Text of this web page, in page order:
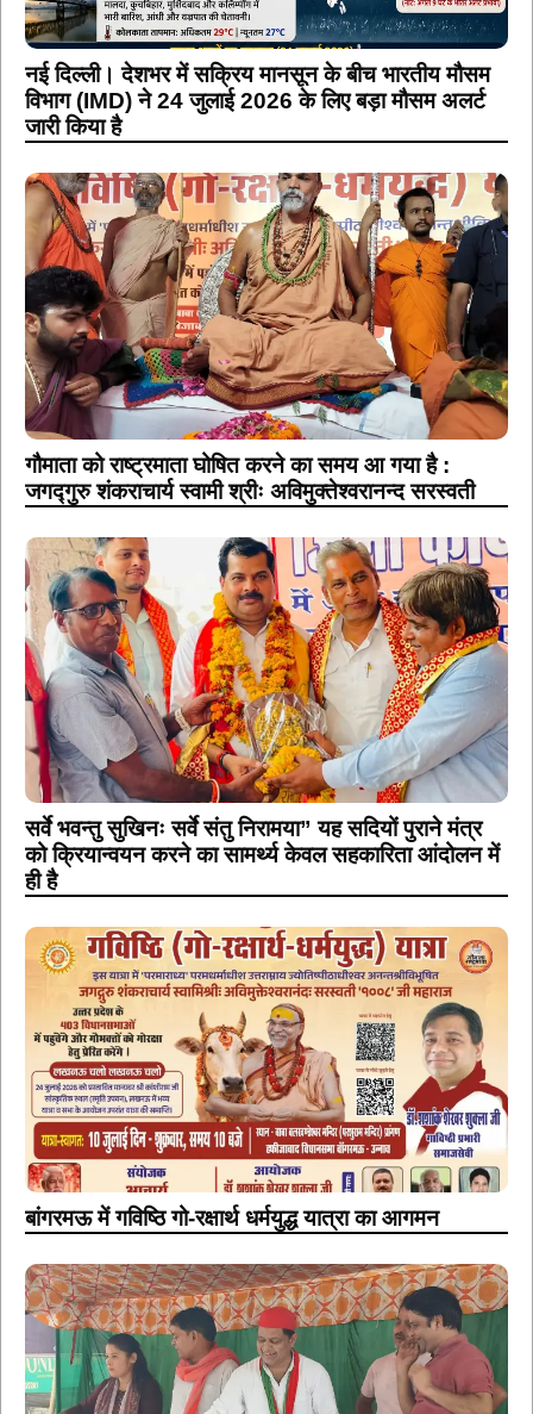
नई दिल्ली। देशभर में सक्रिय मानसून के बीच भारतीय मौसम
विभाग (IMD) ने 24 जुलाई 2026 के लिए बड़ा मौसम अलर्ट
जारी किया है
गौमाता को राष्ट्रमाता घोषित करने का समय आ गया है :
जगद्गुरु शंकराचार्य स्वामी श्रीः अविमुक्तेश्वरानन्द सरस्वती
सर्वे भवन्तु सुखिनः सर्वे संतु निरामया” यह सदियों पुराने मंत्र
को क्रियान्वयन करने का सामर्थ्य केवल सहकारिता आंदोलन में
ही है
बांगरमऊ में गविष्ठि गो-रक्षार्थ धर्मयुद्ध यात्रा का आगमन